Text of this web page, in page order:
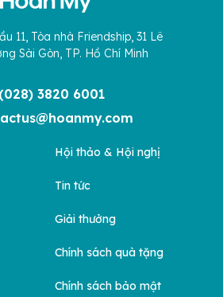
11, Tòa nhà Friendship, 31 Lê
Sài Gòn, TP. Hồ Chí Minh
(028) 3820 6001
Hội thảo & Hội nghị
Tin tức
Giải thưởng
Chính sách quà tặng
Chính sách bảo mật